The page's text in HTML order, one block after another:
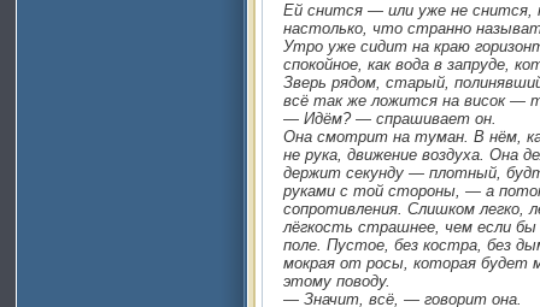
Ей снится — или уже не снится,
настолько, что странно
Утро уже сидит на краю
спокойное, как вода в запруде,
Зверь рядом, старый,
всё так же ложится на висок —
— Идём? — спрашивает он.
Она смотрит на туман. В нём,
не рука, движение воздуха. Она
держит секунду — плотный,
руками с той стороны, — а
сопротивления. Слишком легко,
лёгкость страшнее, чем если
поле. Пустое, без костра, без
мокрая от росы, которая будет
этому поводу.
— Значит, всё, — говорит она.